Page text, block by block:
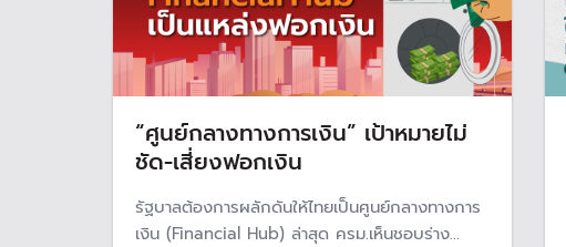
“ศูนย์กลางทางการเงิน” เป้าหมายไม่
ชัด-เสี่ยงฟอกเงิน
รัฐบาลต้องการผลักดันให้ไทยเป็นศูนย์กลางทางการ
เงิน (Financial Hub) ล่าสุด ครม.เห็นชอบร่าง